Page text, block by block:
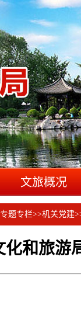
文旅概况
专题专栏>>机关党建
化和旅游